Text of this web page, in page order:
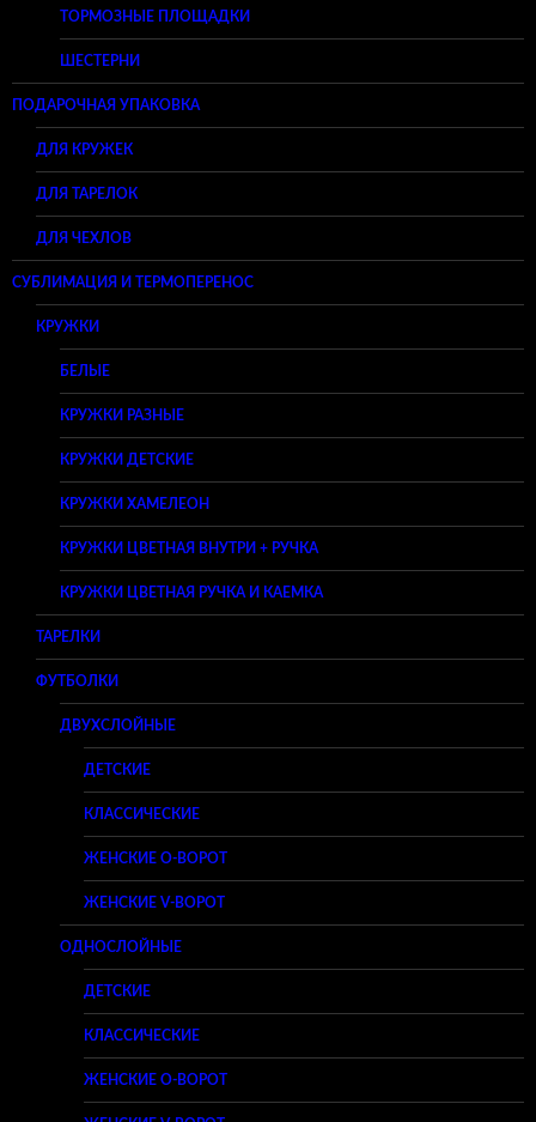
ТОРМОЗНЫЕ ПЛОЩАДКИ
ШЕСТЕРНИ
ПОДАРОЧНАЯ УПАКОВКА
ДЛЯ КРУЖЕК
ДЛЯ ТАРЕЛОК
ДЛЯ ЧЕХЛОВ
СУБЛИМАЦИЯ И ТЕРМОПЕРЕНОС
КРУЖКИ
БЕЛЫЕ
КРУЖКИ РАЗНЫЕ
КРУЖКИ ДЕТСКИЕ
КРУЖКИ ХАМЕЛЕОН
КРУЖКИ ЦВЕТНАЯ ВНУТРИ + РУЧКА
КРУЖКИ ЦВЕТНАЯ РУЧКА И КАЕМКА
ТАРЕЛКИ
ФУТБОЛКИ
ДВУХСЛОЙНЫЕ
ДЕТСКИЕ
КЛАССИЧЕСКИЕ
ЖЕНСКИЕ O-ВОРОТ
ЖЕНСКИЕ V-ВОРОТ
ОДНОСЛОЙНЫЕ
ДЕТСКИЕ
КЛАССИЧЕСКИЕ
ЖЕНСКИЕ O-ВОРОТ